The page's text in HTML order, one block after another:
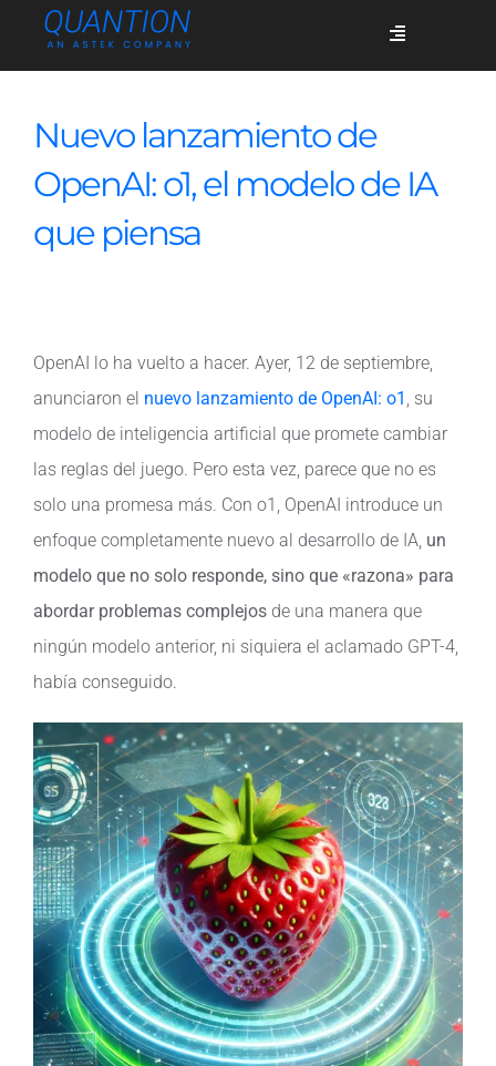
Toggle
Quiénes somos
Contacto
Nuevo lanzamiento de
OpenAI: o1, el modelo de IA
que piensa
OpenAI lo ha vuelto a hacer. Ayer, 12 de septiembre,
anunciaron el nuevo lanzamiento de OpenAI: o1 , su
modelo de inteligencia artificial que promete cambiar
las reglas del juego. Pero esta vez, parece que no es
solo una promesa más. Con o1, OpenAI introduce un
enfoque completamente nuevo al desarrollo de IA, un
modelo que no solo responde, sino que «razona» para
abordar problemas complejosde una manera que
ningún modelo anterior, ni siquiera el aclamado GPT-4,
había conseguido.